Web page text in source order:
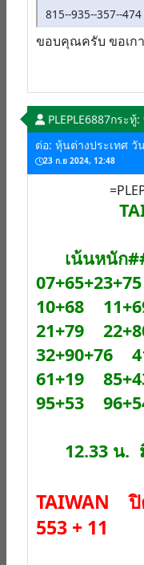
815--935--357--474
ขอบคุณครับ ขอเก
PLEPLE6887กระทู้:
ต่อ: หุ้นต่างประเทศ
23 ก.ย 2024, 12:48
เน้นหนัก
10+68
21+79
32+90+76
61+19
95+53
12.33 น. มี
TAIWAN
553 + 11